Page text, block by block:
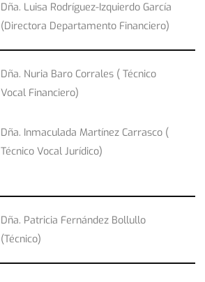
Dña. Luisa Rodríguez-Izquierdo García
(Directora Departamento Financiero)
Dña. Nuria Baro Corrales ( Técnico
Vocal Financiero)
Dña. Inmaculada Martínez Carrasco (
Técnico Vocal Jurídico)
Dña. Patricia Fernández Bollullo
(Técnico)